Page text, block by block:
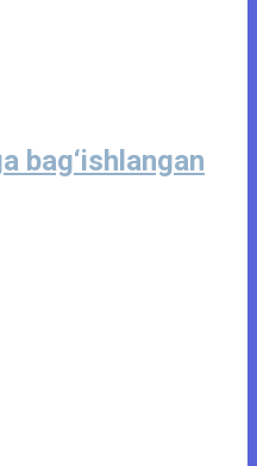
bag‘ishlangan